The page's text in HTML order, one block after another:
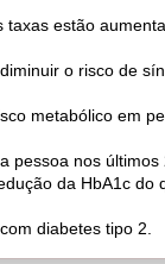
taxas estão
o risco de
metabólico em
pessoa nos últimos
da HbA1c do
diabetes tipo 2.